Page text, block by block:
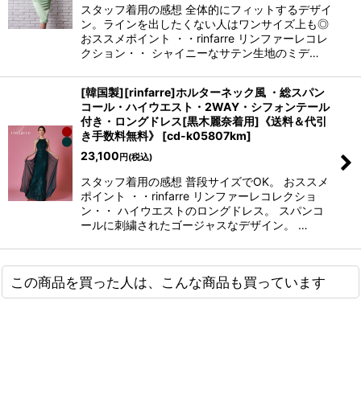
スタッフ着用の感想 全体的にフィットするデザイ
ン。ラインを出したくない人はワンサイズ上も◎
おススメポイント ・・rinfarre リンファーレコレ
クション・・ シャイニーなサテン生地のミデ…
[韓国製][rinfarre]ホルターネック風 ・総スパン
コール・ハイウエスト・2WAY・シフォンテール
付き・ロングドレス[黒木麗奈着用]《送料＆代引
き手数料無料》
[cd-k05807km]
23,100 円 (税込)
スタッフ着用の感想 普段サイズでOK。 おススメ
ポイント ・・rinfarre リンファーレコレクショ
ン・・ ハイウエストのロングドレス。 スパンコ
ールに刺繍されたゴージャスなデザイン。 …
この商品を買った人は、こんな商品も買っています